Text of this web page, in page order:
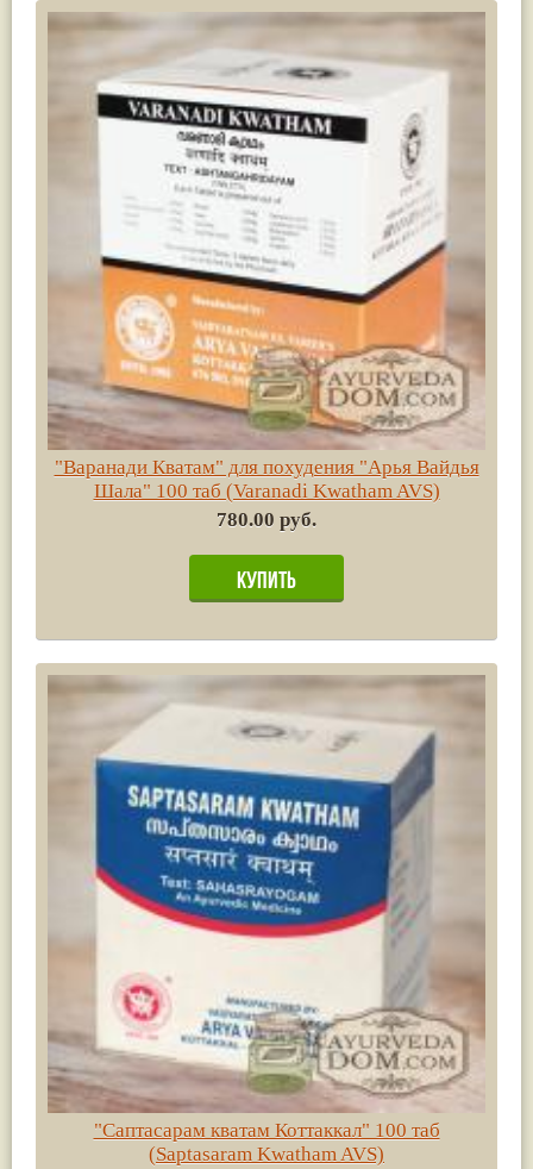
"Варанади Кватам" для похудения "Арья Вайдья
Шала" 100 таб (Varanadi Kwatham AVS)
780.00 руб.
"Саптасарам кватам Коттаккал" 100 таб
(Saptasaram Kwatham AVS)